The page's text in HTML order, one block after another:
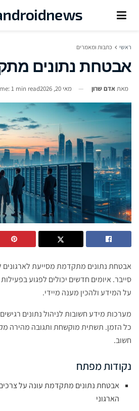
ראשי כתבות ומאמרים
אבטחת נתונים
מאתאדם שרון מאי 20, 2026 1 min read
אבטחת נתונים מתקדמת מסייעת
סייבר. איומים חדשים יכולים לפגוע
על המידע ולהכין מענה מיידי.
מערכות מידע חשובות לניהול נתונים
כל הזמן. תשתית מוקשחת ותגובה מהירה
חשוב.
נקודות מפתח
אבטחת נתונים מתקדמת עונה על
הארגוני